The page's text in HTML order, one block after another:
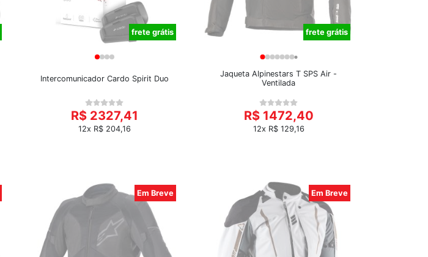
frete grátis
Intercomunicador Cardo Spirit Duo
R$ 2327,41
12x R$ 204,16
frete grátis
Jaqueta Alpinestars T SPS Air -
Ventilada
R$ 1472,40
12x R$ 129,16
Em Breve Em Breve